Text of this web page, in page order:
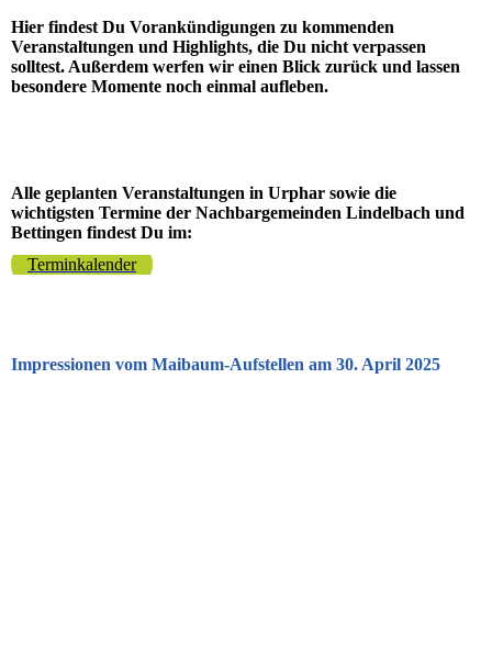
Hier findest Du Vorankündigungen zu kommenden
Veranstaltungen und Highlights, die Du nicht verpassen
solltest. Außerdem werfen wir einen Blick zurück und lassen
besondere Momente noch einmal aufleben.
Alle geplanten Veranstaltungen in Urphar sowie die
wichtigsten Termine der Nachbargemeinden Lindelbach und
Bettingen findest Du im:
Terminkalender
Impressionen vom Maibaum-Aufstellen am 30. April 2025